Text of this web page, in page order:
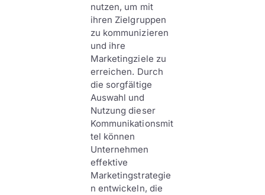
nutzen, um mit
ihren Zielgruppen
zu kommunizieren
und ihre
Marketingziele zu
erreichen. Durch
die sorgfältige
Auswahl und
Nutzung dieser
Kommunikationsmit
tel können
Unternehmen
effektive
Marketingstrategie
n entwickeln, die